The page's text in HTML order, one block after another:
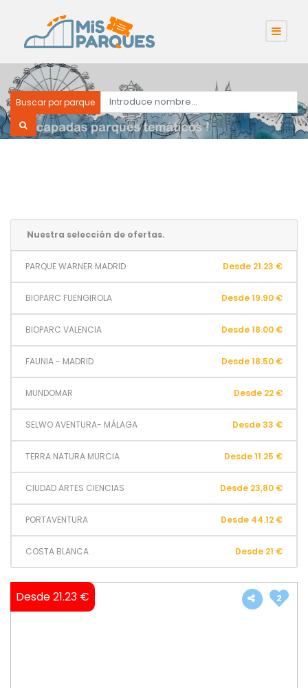
Buscar por parque
Nuestra selección de ofertas.
PARQUE WARNER MADRID Desde 21.23 €
BIOPARC FUENGIROLA Desde 19.90 €
BIOPARC VALENCIA Desde 18.00 €
FAUNIA - MADRID Desde 18.50 €
MUNDOMAR Desde 22 €
SELWO AVENTURA- MÁLAGA Desde 33 €
TERRA NATURA MURCIA Desde 11.25 €
CIUDAD ARTES CIENCIAS Desde 23,80 €
PORTAVENTURA Desde 44.12 €
COSTA BLANCA Desde 21 €
Desde 21.23 € 2